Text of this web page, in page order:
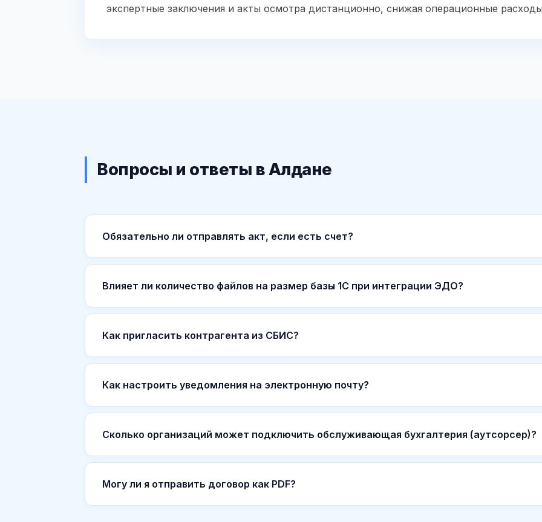
экспертные заключения и акты осмотра дистанционно, снижая операционные
Вопросы и ответы в Алдане
Обязательно ли отправлять акт, если есть счет?
Влияет ли количество файлов на размер базы 1С при интеграции ЭДО?
Как пригласить контрагента из СБИС?
Как настроить уведомления на электронную почту?
Сколько организаций может подключить обслуживающая бухгалтерия (аутсорсер)?
Могу ли я отправить договор как PDF?